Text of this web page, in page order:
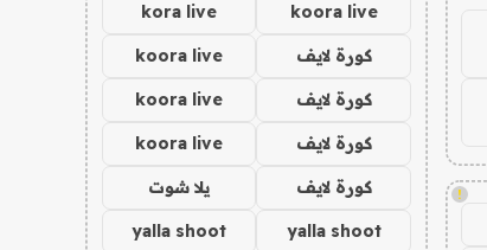
!
koora live
kora live
كورة لايف koora live
كورة لايف koora live
كورة لايف koora live
كورة لايف يلا شوت
yalla shoot
yalla shoot